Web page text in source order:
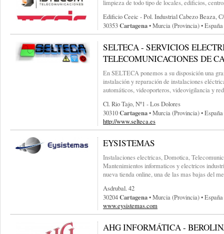
limpieza de todo tipo de locales, edificios,
Edificio Ceeic - Pol. Industrial Cabezo Beaza,
30353Cartagena• Murcia (provincia) • España
SELTECA - SERVICIOS
TELECOMUNICACIONES DE
En SELTECA ponemos a su disposición una
instalación y reparación de instalaciones
automáticos, videoporteros, videovigilancia y
Cl. Rio Tajo, Nº1 - Los Dolores
30310Cartagena• Murcia (provincia) • España
http://www.selteca.es
EYSISTEMAS
Instalaciones electricas, Domotica,
Mantenimientos informaticos y electricos
nueva tienda online, una de las mas bajas del
Asdrubal. 42
30204Cartagena• Murcia (provincia) • España
www.eysistemas.com
AHG INFORMÁTICA -